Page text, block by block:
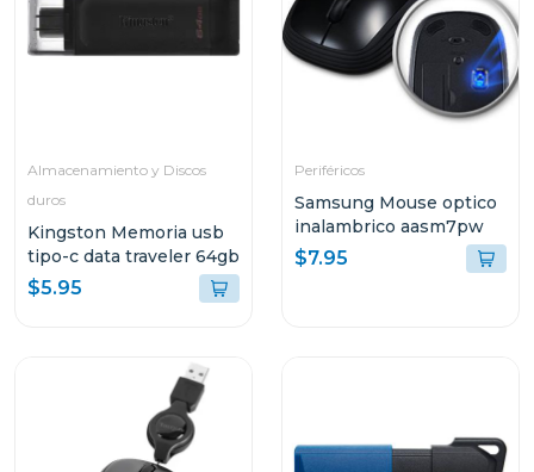
Almacenamiento y Discos
duros
Kingston Memoria usb
tipo-c data traveler 64gb
$5.95
Periféricos
Samsung Mouse optico
inalambrico aasm7pw
$7.95